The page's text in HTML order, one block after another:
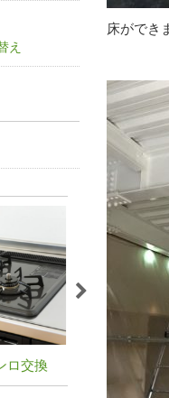
床ができ
え
交換 水漏れ